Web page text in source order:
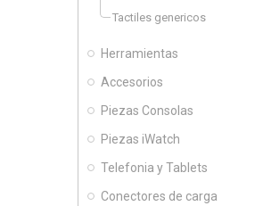
Tactiles genericos
Herramientas
Accesorios
Piezas Consolas
Piezas iWatch
Telefonia y Tablets
Conectores de carga